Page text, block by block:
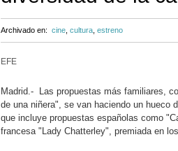
Archivado en: cine cultura estreno
EFE
Madrid.- Las propuestas más familiares,
de una niñera", se van haciendo un hueco
que incluye propuestas españolas como
francesa "Lady Chatterley", premiada en